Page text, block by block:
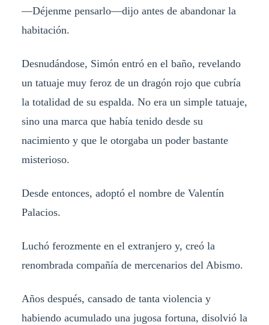
—Déjenme pensarlo—dijo antes de abandonar la
habitación.
Desnudándose, Simón entró en el baño, revelando
un tatuaje muy feroz de un dragón rojo que cubría
la totalidad de su espalda. No era un simple tatuaje,
sino una marca que había tenido desde su
nacimiento y que le otorgaba un poder bastante
misterioso.
Desde entonces, adoptó el nombre de Valentín
Palacios.
Luchó ferozmente en el extranjero y, creó la
renombrada compañía de mercenarios del Abismo.
Años después, cansado de tanta violencia y
habiendo acumulado una jugosa fortuna, disolvió la